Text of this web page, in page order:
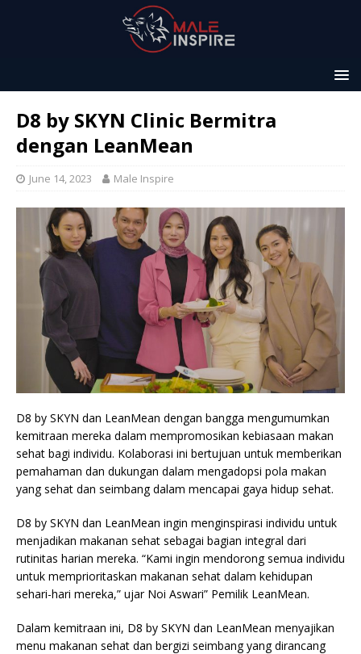
D8 by SKYN Clinic Bermitra
dengan LeanMean
June 14, 2023 Male Inspire
D8 by SKYN dan LeanMean dengan bangga mengumumkan
kemitraan mereka dalam mempromosikan kebiasaan makan
sehat bagi individu. Kolaborasi ini bertujuan untuk memberikan
pemahaman dan dukungan dalam mengadopsi pola makan
yang sehat dan seimbang dalam mencapai gaya hidup sehat.
D8 by SKYN dan LeanMean ingin menginspirasi individu untuk
menjadikan makanan sehat sebagai bagian integral dari
rutinitas harian mereka. “Kami ingin mendorong semua individu
untuk memprioritaskan makanan sehat dalam kehidupan
sehari-hari mereka,” ujar Noi Aswari” Pemilik LeanMean.
Dalam kemitraan ini, D8 by SKYN dan LeanMean menyajikan
menu makanan sehat dan bergizi seimbang yang dirancang